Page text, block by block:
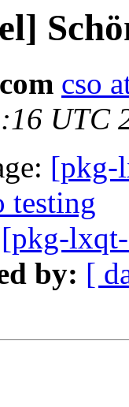
cso
UTC
[pkg-
testing
[pkg-
by: [